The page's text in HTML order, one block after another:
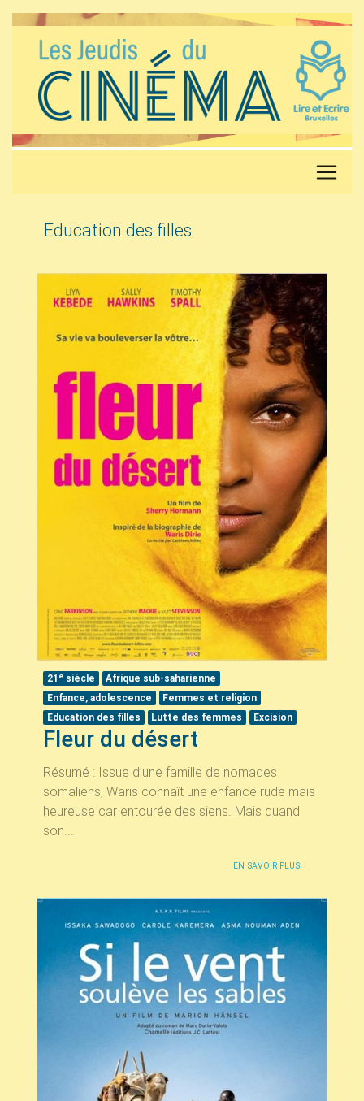
Education des filles
21 esiècle
Afrique sub-saharienne
Enfance, adolescence
Femmes et religion
Education des filles
Lutte des femmes Excision
Fleur du désert
Résumé : Issue d’une famille de nomades
somaliens, Waris connaît une enfance rude mais
heureuse car entourée des siens. Mais quand
son...
EN SAVOIR PLUS